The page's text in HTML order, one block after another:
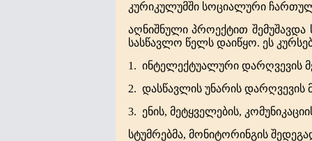
კურიკულუმში სოციალური
აღნიშნული პროექტით შემუშავდა
სასწავლო წელს დაიწყო. ეს
1. ინტელექტუალური დარღვევის
2. დასწავლის უნარის
3. ენის, მეტყველების,
სტუმრებმა, მონიტორინგის